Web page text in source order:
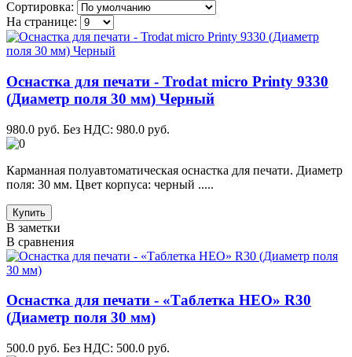
Сортировка:
На странице:
Оснастка для печати - Trodat micro Printy 9330
(Диаметр поля 30 мм) Черный
980.0 руб. Без НДС: 980.0 руб.
Карманная полуавтоматическая оснастка для печати. Диаметр
поля: 30 мм. Цвет корпуса: черный .....
Купить
В заметки
В сравнения
Оснастка для печати - «Таблетка НЕО» R30
(Диаметр поля 30 мм)
500.0 руб. Без НДС: 500.0 руб.